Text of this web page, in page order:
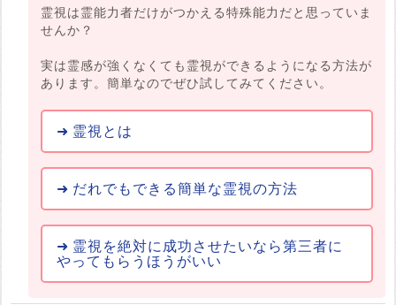
霊視は霊能力者だけがつかえる特殊能力だと思っていま
せんか？
実は霊感が強くなくても霊視ができるようになる方法が
あります。簡単なのでぜひ試してみてください。
霊視とは
だれでもできる簡単な霊視の方法
霊視を絶対に成功させたいなら第三者に
やってもらうほうがいい